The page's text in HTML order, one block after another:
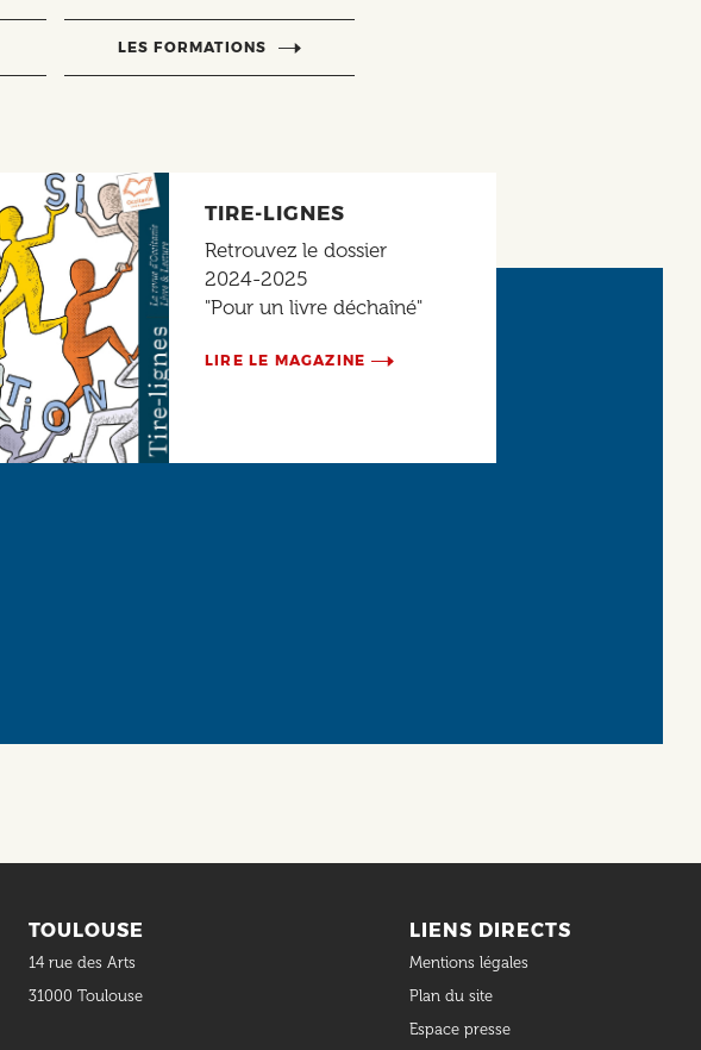
LES FORMATIONS
TIRE-LIGNES
Retrouvez le dossier
2024-2025
"Pour un livre déchaîné"
LIRE LE MAGAZINE
TOULOUSE
14 rue des Arts
31000 Toulouse
LIENS DIRECTS
Mentions légales
Plan du site
Espace presse